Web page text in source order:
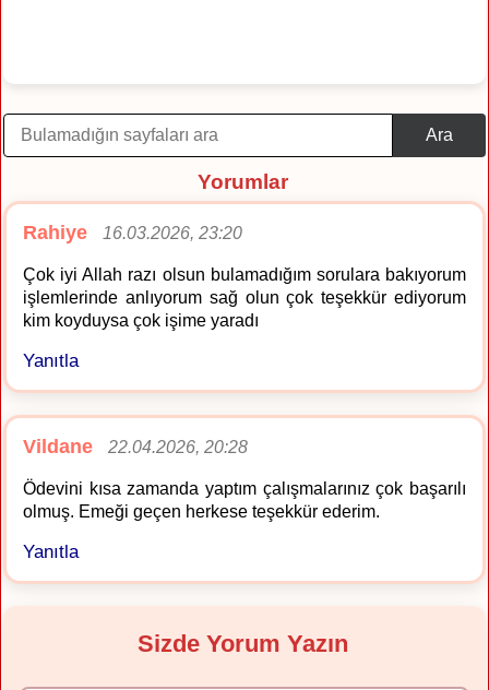
Ara
Yorumlar
Rahiye 16.03.2026, 23:20
Çok iyi Allah razı olsun bulamadığım sorulara bakıyorum
işlemlerinde anlıyorum sağ olun çok teşekkür ediyorum
kim koyduysa çok işime yaradı
Yanıtla
Vildane 22.04.2026, 20:28
Ödevini kısa zamanda yaptım çalışmalarınız çok başarılı
olmuş. Emeği geçen herkese teşekkür ederim.
Yanıtla
Sizde Yorum Yazın